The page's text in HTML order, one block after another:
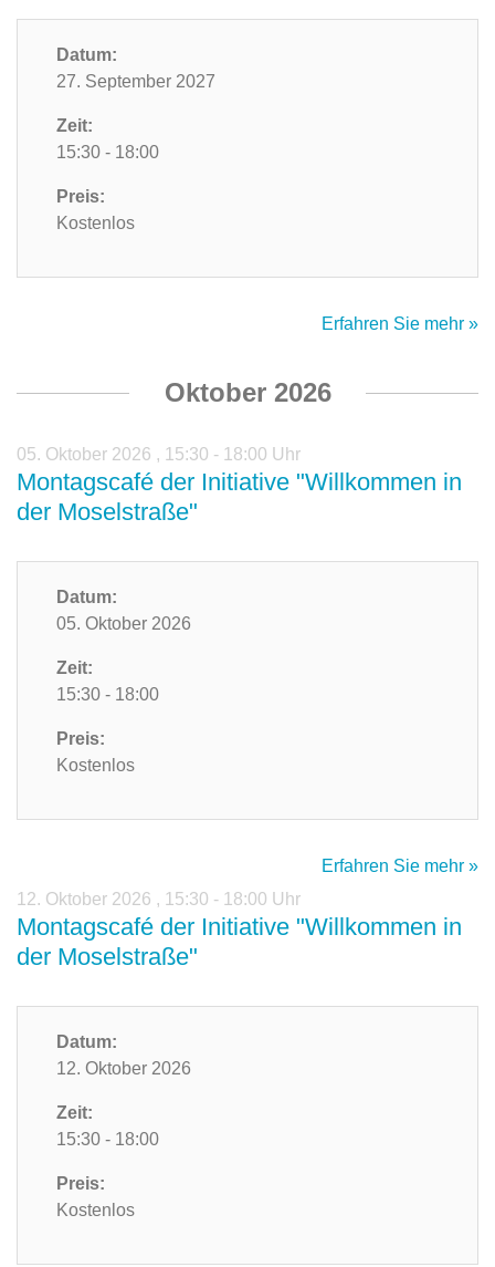
Datum:
27. September 2027
Zeit:
15:30 - 18:00
Preis:
Kostenlos
Erfahren Sie mehr »
Oktober 2026
05. Oktober 2026 , 15:30 - 18:00 Uhr
Montagscafé der Initiative "Willkommen in
der Moselstraße"
Datum:
05. Oktober 2026
Zeit:
15:30 - 18:00
Preis:
Kostenlos
Erfahren Sie mehr »
12. Oktober 2026 , 15:30 - 18:00 Uhr
Montagscafé der Initiative "Willkommen in
der Moselstraße"
Datum:
12. Oktober 2026
Zeit:
15:30 - 18:00
Preis:
Kostenlos